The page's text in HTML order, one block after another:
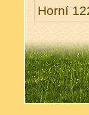
Horní